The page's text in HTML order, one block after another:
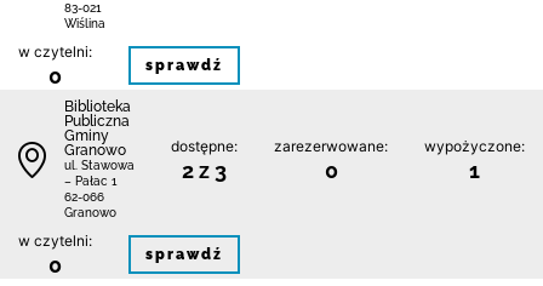
83-021
Wiślina
w czytelni:
0 sprawdź
Biblioteka
Publiczna
Gminy
Granowo
ul. Stawowa
– Pałac 1
62-066
Granowo
dostępne:
2 z 3
zarezerwowane:
0
wypożyczone:
1
w czytelni:
0 sprawdź